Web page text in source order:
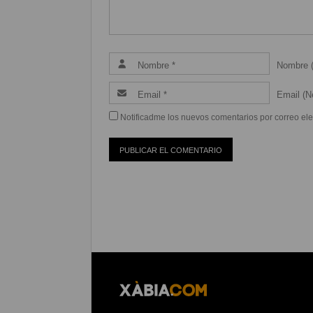
Nombre
Email
Notificadme los nuevos comentarios por correo